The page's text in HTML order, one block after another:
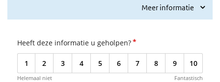
Meer informatie
Heeft deze informatie u geholpen?*
1 2 3 4 5 6 7 8 9 10
Helemaal niet Fantastisch